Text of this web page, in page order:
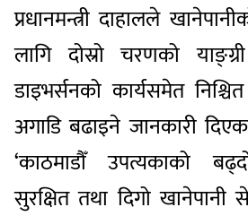
प्रधानमन्त्री दाहालले
लागि दोस्रो चरणको
डाइभर्सनको कार्यसमेत
अगाडि बढाइने जानकारी
‘काठमाडौँ उपत्यकाको
सुरक्षित तथा दिगो खानेपानी